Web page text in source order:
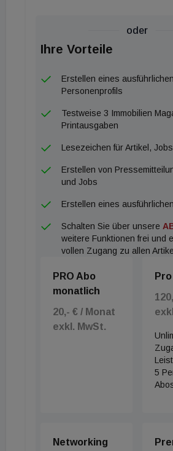
oder
Ihre Vorteile
Erstellen eines ausführlichen
Personenprofils
Testweise 3 Immobilien
Printausgaben
Lesezeichen für Artikel,
Erstellen von
und Jobs
Erstellen eines
Schalten Sie über unsere
weitere Funktionen frei und
vollen Zugang zu allen
PRO Abo
monatlich
20,- € / Monat
exkl. MwSt.
5
Networking